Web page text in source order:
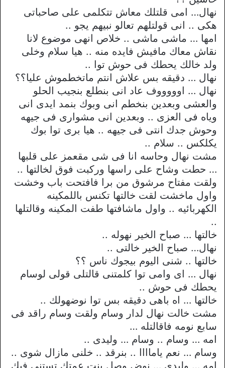
نهال… امى قلتلك معاش تتكلمى على صاحباتى
هكى .. انى قولتلهم تعالو نبيهم يجو ..
امها … ماشى ماشى .. خلاص انهى موضوع لانا
نقاش معاك مافيش فايده منه .. هيا سلام وخلى
ولد خالك يحطك فى حوش توا ..
نهال … دقيقه بس علاش انتم ماتخطموش عليا؟؟
نهال … اوووووف عاد انى بنطلع بنجيب الحلو
والعشى وبعدين بنخطم انى وبوك بنمد ايدى انى
وياه فى العزى .. وبعدين انى مشوارى فى جيهه
وحوش جدك انتى فى جيهه .. هيا برى توا بوك
يكلكس .. سلام ..
مشت نهال وحاسه انا فى شى مقعمز على قلبها
… حطت وشاح على راسها وركبت فوق لخالتها ..
ولقت مفتاح مرشوق من برا فافتحت باب وخشت
واول ماخشت لقت خالتها تكنس باللمكينه
الكهربائيه .. واول ماشافتها طفت المكينه وقالتلها
..
خالتها … صباح الخير نهوله ..
نهال… صباح الخير خالتى ..
خالتها .. شنى اليوم بيجوك ناس ؟؟
نهال … اى وامى توا كلمتنى قالتلى قولى لوسام
يحطك فى حوش ..
خالتها … اه باهى دقيقه بس توا نوضهولك ..
مشت خالت نهال لدار وسام ولقت وسام راقد فى
سابع نومه فاقالتله …
امه … وسام .. وسام … وليدى ..
وسام … نعم ياماااا .. بنرقد .. خلنى مازال شوى ..
امه … وليدى … نوض وصل بنت عمتك تستنى فيك